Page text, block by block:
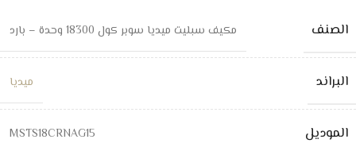
الصنف مكيف سبليت ميديا سوبر كول 18300 وحدة – بارد
البراند ميديا
الموديل MSTS18CRNAG15